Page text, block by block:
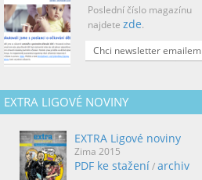
Poslední číslo magazínu
najdete zde.
Chci newsletter emailem
EXTRA LIGOVÉ NOVINY
EXTRA Ligové noviny
Zima 2015
PDF ke stažení/archiv